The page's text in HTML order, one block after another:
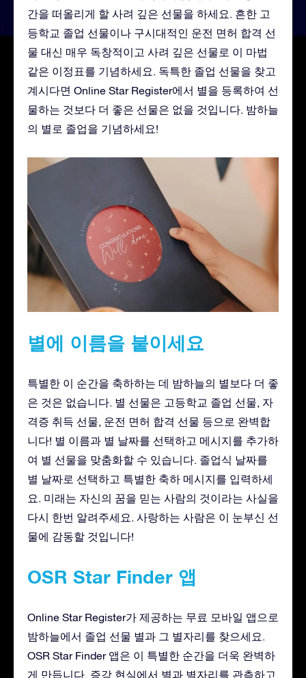
간을 떠올리게 할 사려 깊은 선물을 하세요. 흔한 고
등학교 졸업 선물이나 구시대적인 운전 면허 합격 선
물 대신 매우 독창적이고 사려 깊은 선물로 이 마법
같은 이정표를 기념하세요. 독특한 졸업 선물을 찾고
계시다면 Online Star Register에서 별을 등록하여 선
물하는 것보다 더 좋은 선물은 없을 것입니다. 밤하늘
의 별로 졸업을 기념하세요!
별에 이름을 붙이세요
특별한 이 순간을 축하하는 데 밤하늘의 별보다 더 좋
은 것은 없습니다. 별 선물은 고등학교 졸업 선물, 자
격증 취득 선물, 운전 면허 합격 선물 등으로 완벽합
니다! 별 이름과 별 날짜를 선택하고 메시지를 추가하
여 별 선물을 맞춤화할 수 있습니다. 졸업식 날짜를
별 날짜로 선택하고 특별한 축하 메시지를 입력하세
요. 미래는 자신의 꿈을 믿는 사람의 것이라는 사실을
다시 한번 알려주세요. 사랑하는 사람은 이 눈부신 선
물에 감동할 것입니다!
OSR Star Finder 앱
Online Star Register가 제공하는 무료 모바일 앱으로
밤하늘에서 졸업 선물 별과 그 별자리를 찾으세요.
OSR Star Finder 앱은 이 특별한 순간을 더욱 완벽하
게 만듭니다. 증강 현실에서 별과 별자리를 관측하고